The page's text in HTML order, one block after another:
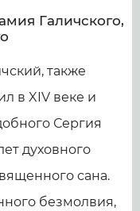
Галичского,
также
в XIV веке и
Сергия
духовного
сана.
безмолвия,